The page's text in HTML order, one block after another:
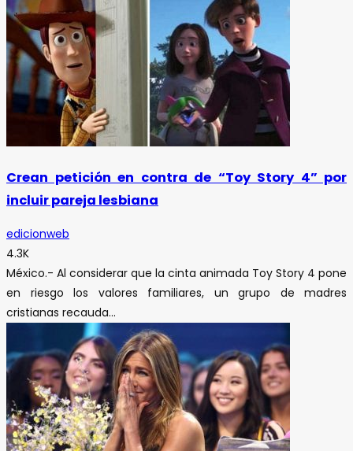
Crean petición en contra de “Toy Story 4” por
incluir pareja lesbiana
edicionweb
4.3K
México.- Al considerar que la cinta animada Toy Story 4 pone
en riesgo los valores familiares, un grupo de madres
cristianas recauda...